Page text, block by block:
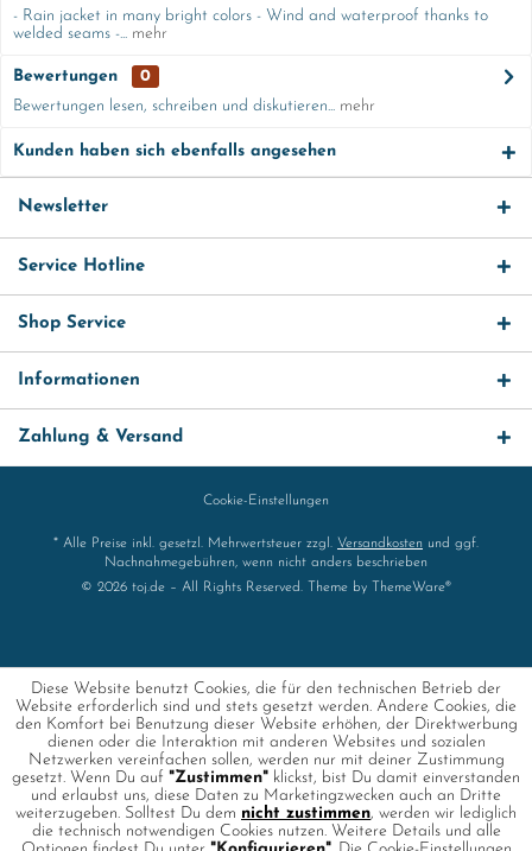
- Rain jacket in many bright colors - Wind and waterproof thanks to
welded seams -... mehr
Bewertungen
0
Bewertungen lesen, schreiben und diskutieren... mehr
Kunden haben sich ebenfalls angesehen
Newsletter
Service Hotline
Shop Service
Informationen
Zahlung & Versand
Cookie-Einstellungen
* Alle Preise inkl. gesetzl. Mehrwertsteuer zzgl. Versandkosten und ggf.
Nachnahmegebühren, wenn nicht anders beschrieben
© 2026 toj.de – All Rights Reserved. Theme by
ThemeWare®
Diese Website benutzt Cookies, die für den technischen Betrieb der
Website erforderlich sind und stets gesetzt werden. Andere Cookies, die
den Komfort bei Benutzung dieser Website erhöhen, der Direktwerbung
dienen oder die Interaktion mit anderen Websites und sozialen
Netzwerken vereinfachen sollen, werden nur mit deiner Zustimmung
gesetzt. Wenn Du auf "Zustimmen" klickst, bist Du damit einverstanden
und erlaubst uns, diese Daten zu Marketingzwecken auch an Dritte
weiterzugeben. Solltest Du dem nicht zustimmen, werden wir lediglich
die technisch notwendigen Cookies nutzen. Weitere Details und alle